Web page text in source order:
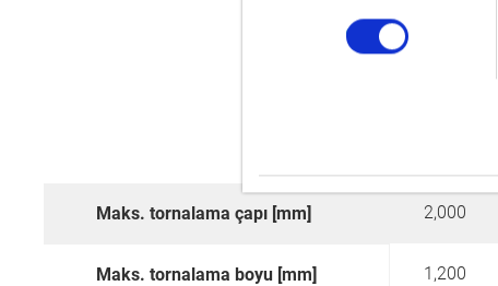
Maks. tornalama çapı [mm]
Maks. tornalama boyu [mm]
2,000
1,200